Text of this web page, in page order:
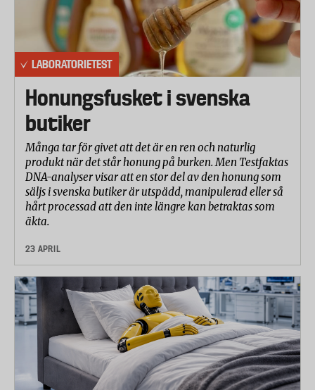
LABORATORIETEST
Honungsfusket i svenska
butiker
Många tar för givet att det är en ren och naturlig
produkt när det står honung på burken. Men Testfaktas
DNA-analyser visar att en stor del av den honung som
säljs i svenska butiker är utspädd, manipulerad eller så
hårt processad att den inte längre kan betraktas som
äkta.
23 APRIL